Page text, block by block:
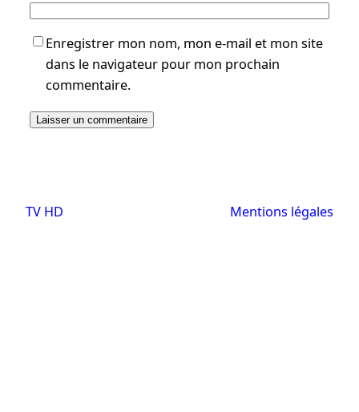
Enregistrer mon nom, mon e-mail et mon site
dans le navigateur pour mon prochain
commentaire.
TV HD Mentions légales